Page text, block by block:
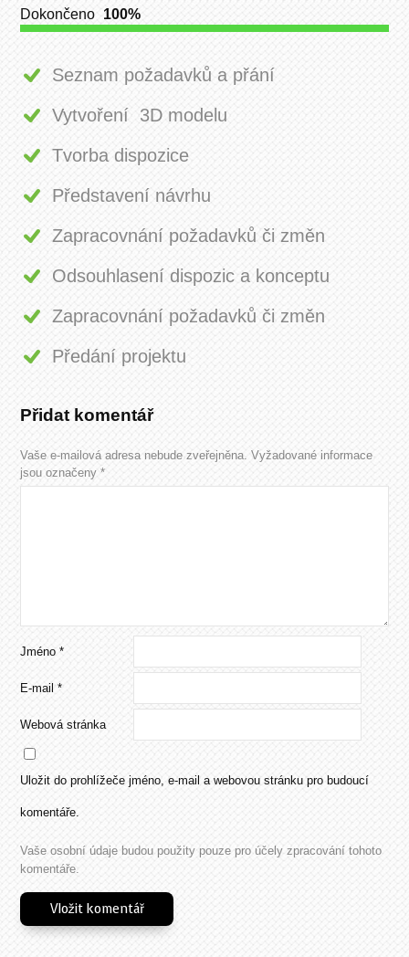
Dokončeno 100%
Seznam požadavků a přání
Vytvoření 3D modelu
Tvorba dispozice
Představení návrhu
Zapracovnání požadavků či změn
Odsouhlasení dispozic a konceptu
Zapracovnání požadavků či změn
Předání projektu
Přidat komentář
Vaše e-mailová adresa nebude zveřejněna. Vyžadované informace
jsou označeny*
Jméno*
E-mail*
Webová stránka
Uložit do prohlížeče jméno, e-mail a webovou stránku pro budoucí
komentáře.
Vaše osobní údaje budou použity pouze pro účely zpracování tohoto
komentáře.